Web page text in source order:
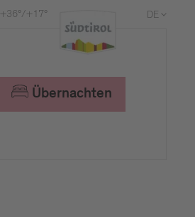
+36°/+17° DE
Übernachten